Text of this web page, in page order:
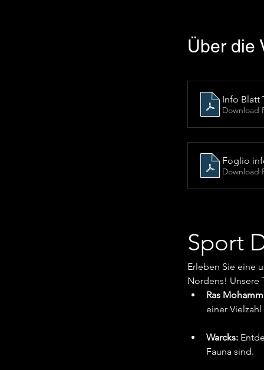
Über die
Info Blatt
Download
Foglio
Download
Sport
Erleben Sie eine
Nordens! Unsere
Ras
einer
Warcks:
Fauna sind.